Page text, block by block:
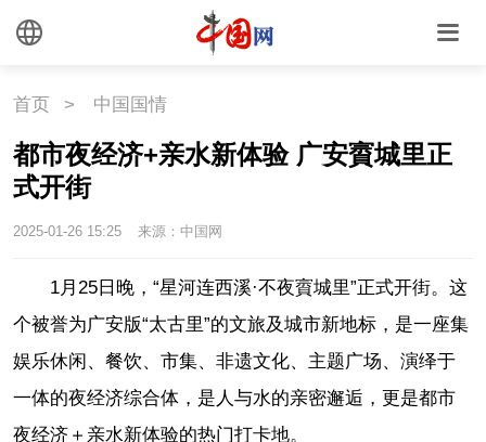
首页 > 中国国情
都市夜经济+亲水新体验 广安賨城里正
式开街
2025-01-26 15:25 来源：中国网
1月25日晚，“星河连西溪·不夜賨城里”正式开街。这
个被誉为广安版“太古里”的文旅及城市新地标，是一座集
娱乐休闲、餐饮、市集、非遗文化、主题广场、演绎于
一体的夜经济综合体，是人与水的亲密邂逅，更是都市
夜经济＋亲水新体验的热门打卡地。